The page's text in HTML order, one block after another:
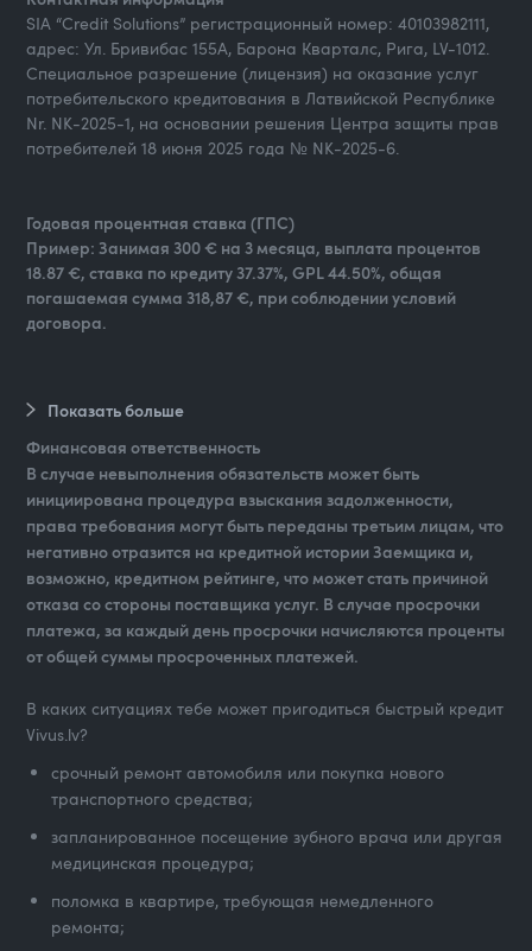
SIA “Credit Solutions” регистрационный номер: 40103982111,
адрес: Ул. Бривибас 155А, Барона Кварталс, Рига, LV-1012.
Специальное разрешение (лицензия) на оказание услуг
потребительского кредитования в Латвийской Республике
Nr. NK-2025-1, на основании решения Центра защиты прав
потребителей 18 июня 2025 года № NK-2025-6.
Годовая процентная ставка (ГПС)
Пример: Занимая 300 € на 3 месяца, выплата процентов
18.87 €, ставка по кредиту 37.37%, GPL 44.50%, общая
погашаемая сумма 318,87 €, при соблюдении условий
договора.
Показать больше
Финансовая ответственность
В случае невыполнения обязательств может быть
инициирована процедура взыскания задолженности,
права требования могут быть переданы третьим лицам, что
негативно отразится на кредитной истории Заемщика и,
возможно, кредитном рейтинге, что может стать причиной
отказа со стороны поставщика услуг. В случае просрочки
платежа, за каждый день просрочки начисляются проценты
от общей суммы просроченных платежей.
В каких ситуациях тебе может пригодиться быстрый кредит
Vivus.lv?
срочный ремонт автомобиля или покупка нового
транспортного средства;
запланированное посещение зубного врача или другая
медицинская процедура;
поломка в квартире, требующая немедленного
ремонта;